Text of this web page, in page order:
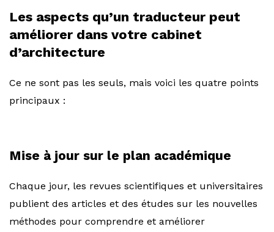
Les aspects qu’un traducteur peut
améliorer dans votre cabinet
d’architecture
Ce ne sont pas les seuls, mais voici les quatre points
principaux :
Mise à jour sur le plan académique
Chaque jour, les revues scientifiques et universitaires
publient des articles et des études sur les nouvelles
méthodes pour comprendre et améliorer